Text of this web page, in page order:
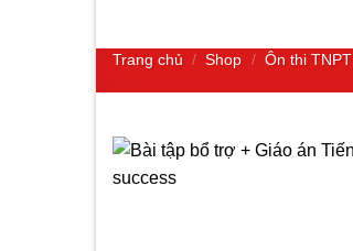
Trang chủ / Shop / Ôn thi TNPT